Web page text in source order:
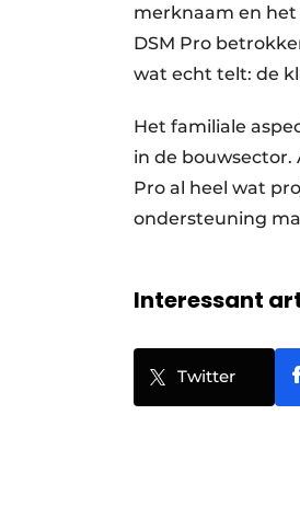
merknaam en
DSM Pro
wat echt telt: de
Het familiale
in de bouwsector.
Pro al heel wat
ondersteuning
Interessant
Twitter